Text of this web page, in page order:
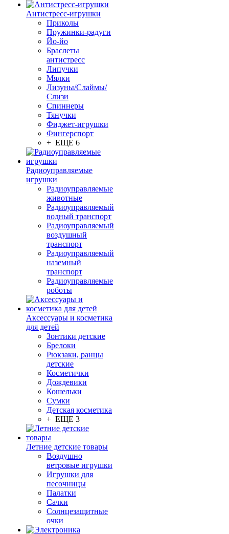
Антистресс-игрушки
Приколы
Пружинки-радуги
Йо-йо
Браслеты
антистресс
Липучки
Мялки
Лизуны/Слаймы/
Слизи
Спиннеры
Тянучки
Фиджет-игрушки
Фингерспорт
+ ЕЩЕ 6
Радиоуправляемые
игрушки
Радиоуправляемые
животные
Радиоуправляемый
водный транспорт
Радиоуправляемый
воздушный
транспорт
Радиоуправляемый
наземный
транспорт
Радиоуправляемые
роботы
Аксессуары и косметика
для детей
Зонтики детские
Брелоки
Рюкзаки, ранцы
детские
Косметички
Дождевики
Кошельки
Сумки
Детская косметика
+ ЕЩЕ 3
Летние детские товары
Воздушно
ветровые игрушки
Игрушки для
песочницы
Палатки
Сачки
Солнцезащитные
очки